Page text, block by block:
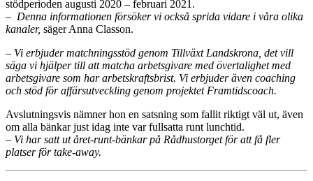
stödperioden augusti 2020 – februari 2021.
– Denna informationen försöker vi också sprida vidare i våra olika
kanaler, säger Anna Classon.
– Vi erbjuder matchningsstöd genom Tillväxt Landskrona, det vill
säga vi hjälper till att matcha arbetsgivare med övertalighet med
arbetsgivare som har arbetskraftsbrist. Vi erbjuder även coaching
och stöd för affärsutveckling genom projektet Framtidscoach.
Avslutningsvis nämner hon en satsning som fallit riktigt väl ut, även
om alla bänkar just idag inte var fullsatta runt lunchtid.
– Vi har satt ut året-runt-bänkar på Rådhustorget för att få fler
platser för take-away.